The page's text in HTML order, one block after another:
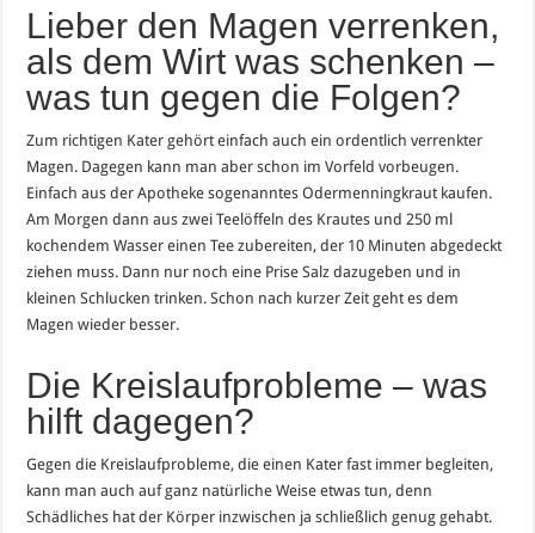
Lieber den Magen verrenken,
als dem Wirt was schenken –
was tun gegen die Folgen?
Zum richtigen Kater gehört einfach auch ein ordentlich verrenkter
Magen. Dagegen kann man aber schon im Vorfeld vorbeugen.
Einfach aus der Apotheke sogenanntes Odermenningkraut kaufen.
Am Morgen dann aus zwei Teelöffeln des Krautes und 250 ml
kochendem Wasser einen Tee zubereiten, der 10 Minuten abgedeckt
ziehen muss. Dann nur noch eine Prise Salz dazugeben und in
kleinen Schlucken trinken. Schon nach kurzer Zeit geht es dem
Magen wieder besser.
Die Kreislaufprobleme – was
hilft dagegen?
Gegen die Kreislaufprobleme, die einen Kater fast immer begleiten,
kann man auch auf ganz natürliche Weise etwas tun, denn
Schädliches hat der Körper inzwischen ja schließlich genug gehabt.